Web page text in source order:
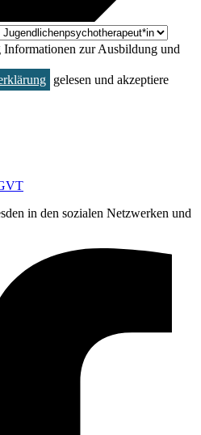
zur Ausbildung und
gelesen und akzeptiere
in den sozialen Netzwerken und